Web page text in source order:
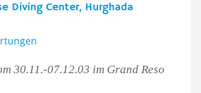
Diving Center, Hurghada
30.11.-07.12.03 im Grand Reso